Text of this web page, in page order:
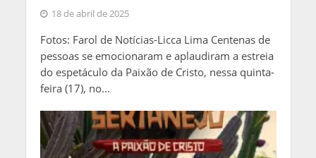
18 de abril de 2025
Fotos: Farol de Notícias-Licca Lima Centenas de
pessoas se emocionaram e aplaudiram a estreia
do espetáculo da Paixão de Cristo, nessa quinta-
feira (17), no...